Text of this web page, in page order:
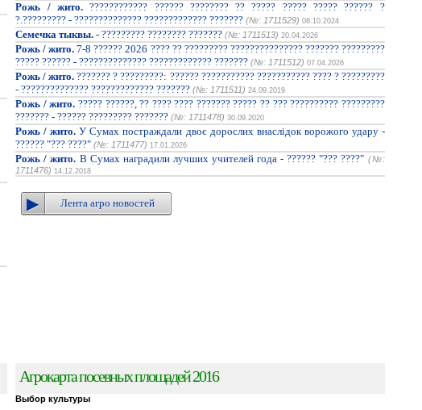
Рожь / жито.???????????? ?????? ???????? ?? ????? ????? ????? ?????? ?
?.????????? - ?????????????? ????????????? ??????? (№: 1711529) 08.10.2024
Семечка тыквы. - ????????? ???????? ??????? (№: 1711513) 20.04.2026
Рожь / жито. 7-8 ?????? 2026 ???? ?? ????????? ??????????????? ??????? ?????????
????? ?????? - ?????????????? ????????????? ??????? (№: 1711512) 07.04.2026
Рожь / жито. ??????? ? ?????????: ?????? ??????????? ??????????? ???? ? ?????????
- ?????????????? ????????????? ??????? (№: 1711511) 24.09.2019
Рожь / жито. ????? ??????, ?? ???? ???? ??????? ????? ?? ??? ?????????? ?????????
??????? - ?????? ????????? ??????? (№: 1711478) 30.09.2020
Рожь / жито. У Сумах постраждали двоє дорослих внаслідок ворожого удару -
?????? "??? ????" (№: 1711477) 17.01.2026
Рожь / жито. В Сумах наградили лучших учителей года - ?????? "??? ????" (№:
1711476) 14.12.2018
Лента агро новостей
Агрокарта посевных площадей 2016
Выбор культуры